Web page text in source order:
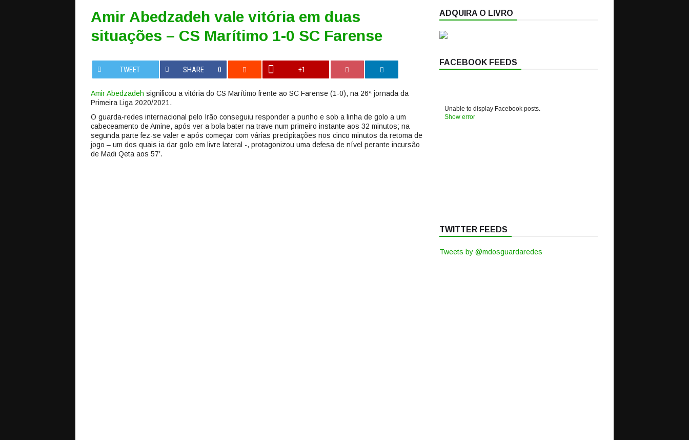
Amir Abedzadeh vale vitória em duas
situações – CS Marítimo 1-0 SC Farense
TWEET SHARE 0 +1
Amir Abedzadeh significou a vitória do CS Marítimo frente ao SC Farense (1-0), na 26ª jornada da
Primeira Liga 2020/2021.
O guarda-redes internacional pelo Irão conseguiu responder a punho e sob a linha de golo a um
cabeceamento de Amine, após ver a bola bater na trave num primeiro instante aos 32 minutos; na
segunda parte fez-se valer e após começar com várias precipitações nos cinco minutos da retoma de
jogo – um dos quais ia dar golo em livre lateral -, protagonizou uma defesa de nível perante incursão
de Madi Qeta aos 57′.
ADQUIRA O LIVRO
FACEBOOK FEEDS
Unable to display Facebook posts.
Show error
TWITTER FEEDS
Tweets by @mdosguardaredes